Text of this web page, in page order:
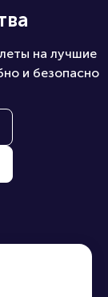
на лучшие
и безопасно